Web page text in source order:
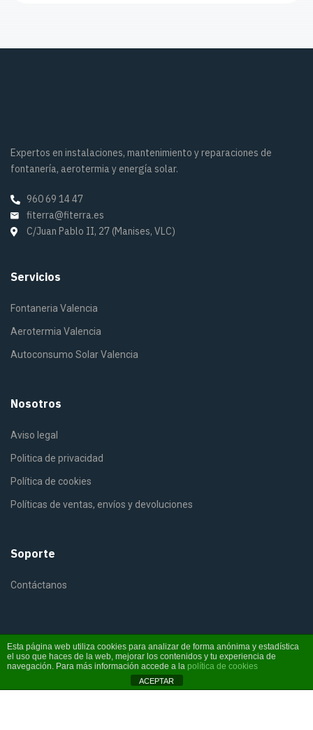
Expertos en instalaciones, mantenimiento y reparaciones de
fontanería, aerotermia y energía solar.
960 69 14 47
fiterra@fiterra.es
C/Juan Pablo II, 27 (Manises, VLC)
Servicios
Fontaneria Valencia
Aerotermia Valencia
Autoconsumo Solar Valencia
Nosotros
Aviso legal
Politica de privacidad
Política de cookies
Políticas de ventas, envíos y devoluciones
Soporte
Contáctanos
©2025 Fiterra. Derechos reservados
Esta página web utiliza cookies para analizar de forma anónima y estadística
el uso que haces de la web, mejorar los contenidos y tu experiencia de
navegación. Para más información accede a la política de cookies
ACEPTAR